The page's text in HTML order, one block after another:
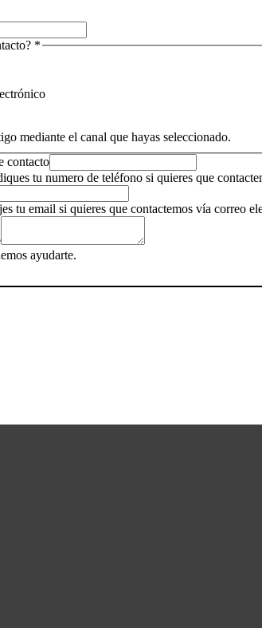
*
mediante el canal que hayas seleccionado.
contacto
tu numero de teléfono si quieres que
tu email si quieres que contactemos vía correo
ayudarte.